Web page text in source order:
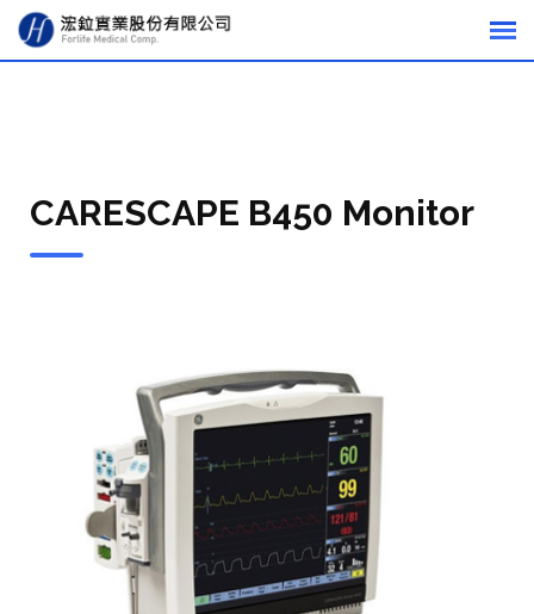
CARESCAPE B450 Monitor